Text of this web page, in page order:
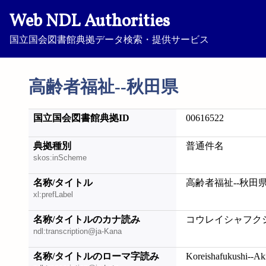
Web NDL Authorities
国立国会図書館典拠データ検索・提供サービス
高齢者福祉--秋田県
国立国会図書館典拠ID 00616522
典拠種別
skos:inScheme
普通件名
名称/タイトル
xl:prefLabel
高齢者福祉--秋田
名称/タイトルのカナ読み
ndl:transcription@ja-Kana
コウレイシャフク
名称/タイトルのローマ字読み Koreishafukushi--